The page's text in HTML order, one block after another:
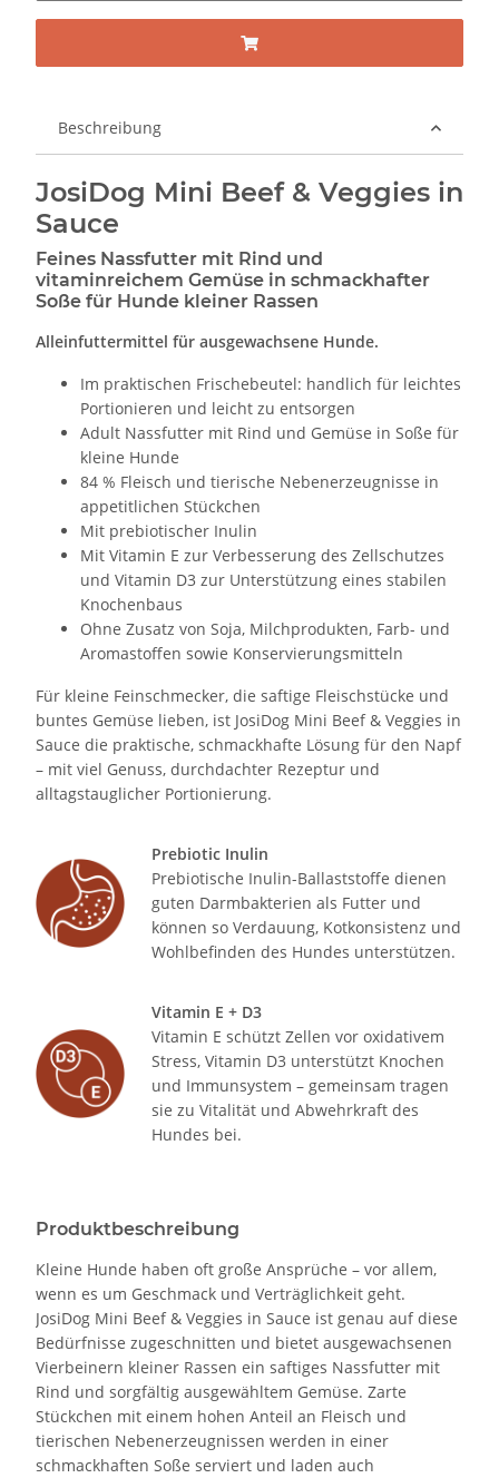
Beschreibung
JosiDog Mini Beef & Veggies in
Sauce
Feines Nassfutter mit Rind und
vitaminreichem Gemüse in schmackhafter
Soße für Hunde kleiner Rassen
Alleinfuttermittel für ausgewachsene Hunde.
Im praktischen Frischebeutel: handlich für leichtes
Portionieren und leicht zu entsorgen
Adult Nassfutter mit Rind und Gemüse in Soße für
kleine Hunde
84 % Fleisch und tierische Nebenerzeugnisse in
appetitlichen Stückchen
Mit prebiotischer Inulin
Mit Vitamin E zur Verbesserung des Zellschutzes
und Vitamin D3 zur Unterstützung eines stabilen
Knochenbaus
Ohne Zusatz von Soja, Milchprodukten, Farb- und
Aromastoffen sowie Konservierungsmitteln
Für kleine Feinschmecker, die saftige Fleischstücke und
buntes Gemüse lieben, ist JosiDog Mini Beef & Veggies in
Sauce die praktische, schmackhafte Lösung für den Napf
– mit viel Genuss, durchdachter Rezeptur und
alltagstauglicher Portionierung.
Prebiotic Inulin
Prebiotische Inulin-Ballaststoffe dienen
guten Darmbakterien als Futter und
können so Verdauung, Kotkonsistenz und
Wohlbefinden des Hundes unterstützen.
Vitamin E + D3
Vitamin E schützt Zellen vor oxidativem
Stress, Vitamin D3 unterstützt Knochen
und Immunsystem – gemeinsam tragen
sie zu Vitalität und Abwehrkraft des
Hundes bei.
Produktbeschreibung
Kleine Hunde haben oft große Ansprüche – vor allem,
wenn es um Geschmack und Verträglichkeit geht.
JosiDog Mini Beef & Veggies in Sauce ist genau auf diese
Bedürfnisse zugeschnitten und bietet ausgewachsenen
Vierbeinern kleiner Rassen ein saftiges Nassfutter mit
Rind und sorgfältig ausgewähltem Gemüse. Zarte
Stückchen mit einem hohen Anteil an Fleisch und
tierischen Nebenerzeugnissen werden in einer
schmackhaften Soße serviert und laden auch